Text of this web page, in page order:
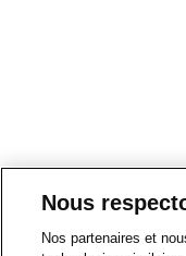
Nous
Nos partenaires et